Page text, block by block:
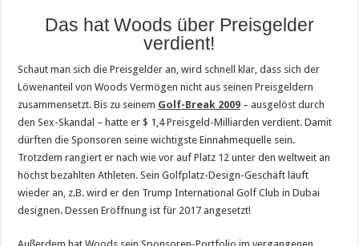
Das hat Woods über Preisgelder
verdient!
Schaut man sich die Preisgelder an, wird schnell klar, dass sich der
Löwenanteil von Woods Vermögen nicht aus seinen Preisgeldern
zusammensetzt. Bis zu seinem Golf-Break 2009 – ausgelöst durch
den Sex-Skandal – hatte er $ 1,4 Preisgeld-Milliarden verdient. Damit
dürften die Sponsoren seine wichtigste Einnahmequelle sein.
Trotzdem rangiert er nach wie vor auf Platz 12 unter den weltweit an
höchst bezahlten Athleten. Sein Golfplatz-Design-Geschäft läuft
wieder an, z.B. wird er den Trump International Golf Club in Dubai
designen. Dessen Eröffnung ist für 2017 angesetzt!